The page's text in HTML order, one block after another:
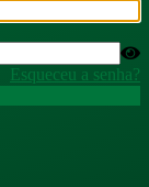
Esqueceu a senha?